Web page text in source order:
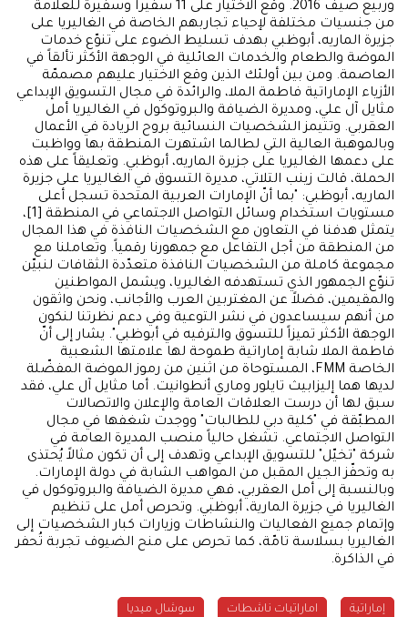
وربيع صيف 2016. وقع الاختيار على 11 سفيراً وسفيرة للعلامة
من جنسيات مختلفة لإحياء تجاربهم الخاصة في الغاليريا على
جزيرة الماريه، أبوظبي بهدف تسليط الضوء على تنوّع خدمات
الموضة والطعام والخدمات العائلية في الوجهة الأكثر تألقاً في
العاصمة. ومن بين أولئك الذين وقع الاختيار عليهم مصممّة
الأزياء الإماراتية فاطمة الملا، والرائدة في مجال التسويق الإبداعي
مثايل آل علي، ومديرة الضيافة والبروتوكول في الغاليريا أمل
العقربي. وتتيمز الشخصيات النسائية بروح الريادة في الأعمال
وبالموهبة العالية التي لطالما اشتهرت المنطقة بها وواظبت
على دعمها الغاليريا على جزيرة الماريه، أبوظبي. وتعليقاً على هذه
الحملة، قالت زينب التلاتي، مديرة التسوق في الغاليريا على جزيرة
الماريه، أبوظبي: "بما أنّ الإمارات العربية المتحدة تسجل أعلى
مستويات استخدام وسائل التواصل الاجتماعي في المنطقة [1]،
يتمثل هدفنا في التعاون مع الشخصيات النافذة في هذا المجال
من المنطقة من أجل التفاعل مع جمهورنا رقمياً. وتعاملنا مع
مجموعة كاملة من الشخصيات النافذة متعدّدة الثقافات لنبيّن
تنوّع الجمهور الذي تستهدفه الغاليريا، ويشمل المواطنين
والمقيمين، فضلاً عن المغتربين العرب والأجانب، ونحن واثقون
من أنهم سيساعدون في نشر التوعية وفي دعم نظرتنا لنكون
الوجهة الأكثر تميزاً للتسوق والترفيه في أبوظبي". يشار إلى أنّ
فاطمة الملا شابة إماراتية طموحة لها علامتها الشعبية
الخاصة FMM، المستوحاة من اثنين من رموز الموضة المفضّلة
لديها هما إليزابيث تايلور وماري أنطوانيت. أما مثايل آل علي، فقد
سبق لها أن درست العلاقات العامة والإعلان والاتصالات
المطبّقة في "كلية دبي للطالبات" ووجدت شغفها في مجال
التواصل الاجتماعي. تشغل حالياً منصب المديرة العامة في
شركة "تخيّل" للتسويق الإبداعي وتهدف إلى أن تكون مثالاً يُحتذى
به وتحفّز الجيل المقبل من المواهب الشابة في دولة الإمارات.
وبالنسبة إلى أمل العقربي، فهي مديرة الضيافة والبروتوكول في
الغاليريا في جزيرة المارية، أبوظبي. وتحرص أمل على تنظيم
وإتمام جميع الفعاليات والنشاطات وزيارات كبار الشخصيات إلى
الغاليريا بسلاسة تامّة، كما تحرص على منح الضيوف تجربة تُحفر
في الذاكرة.
إماراتية اماراتيات ناشطات سوشال ميديا